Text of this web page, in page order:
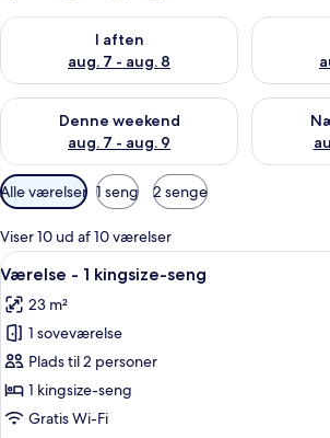
I aften
aug. 7 - aug. 8
Tjek tilgængelighed for i aften aug. 7 -
Tjek
Denne weekend
aug. 7 - aug. 9
Tjek tilgængelighed for denne weekend
Tjek
Tilgængelige
filtre
for
værelser
Alle værelser 1 seng 2 senge
Viser 10 ud af 10 værelser
Indlæs
alle
billeder
af
Værelse
-
1
Et
3
Værelse - 1 kingsize-seng
23 m²
1 soveværelse
Plads til 2 personer
1 kingsize-seng
Gratis Wi-Fi